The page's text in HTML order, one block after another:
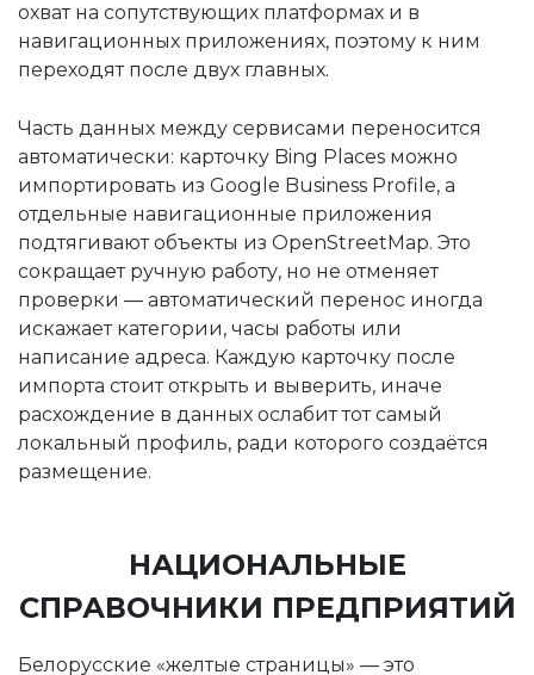
охват на сопутствующих платформах и в
навигационных приложениях, поэтому к ним
переходят после двух главных.
Часть данных между сервисами переносится
автоматически: карточку Bing Places можно
импортировать из Google Business Profile, а
отдельные навигационные приложения
подтягивают объекты из OpenStreetMap. Это
сокращает ручную работу, но не отменяет
проверки — автоматический перенос иногда
искажает категории, часы работы или
написание адреса. Каждую карточку после
импорта стоит открыть и выверить, иначе
расхождение в данных ослабит тот самый
локальный профиль, ради которого создаётся
размещение.
НАЦИОНАЛЬНЫЕ
СПРАВОЧНИКИ ПРЕДПРИЯТИЙ
Белорусские «желтые страницы» — это